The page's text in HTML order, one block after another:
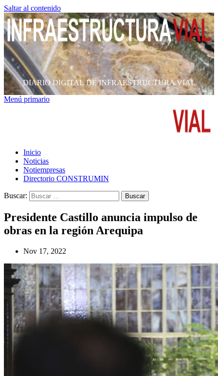
Saltar al contenido
DIARIO DIGITAL DE INFRAESTRUCTURA VIAL
Menú primario
Inicio
Noticias
Notiempresas
Directorio CONSTRUMIN
Buscar:
Presidente Castillo anuncia impulso de
obras en la región Arequipa
Nov 17, 2022